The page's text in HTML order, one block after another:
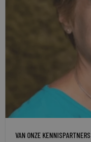
VAN ONZE KENNISPARTNERS